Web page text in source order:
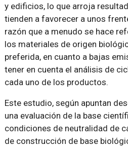
y edificios, lo que arroja
tienden a favorecer a unos
razón que a menudo se hace
los materiales de origen
preferida, en cuanto a bajas
tener en cuenta el análisis de
cada uno de los productos.
Este estudio, según apuntan
una evaluación de la base
condiciones de neutralidad de
de construcción de base